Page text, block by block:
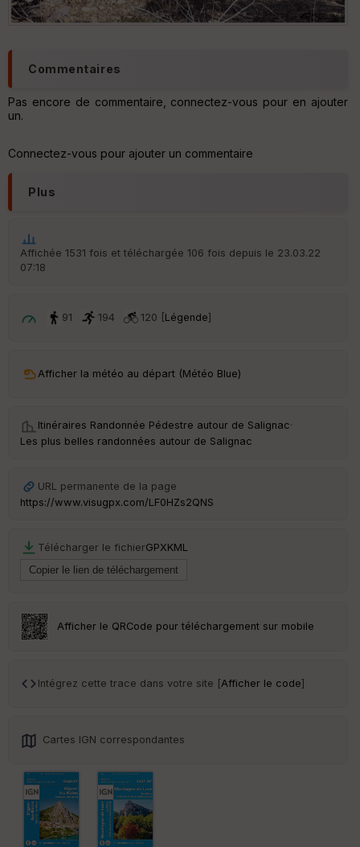
Commentaires
Pas encore de commentaire, connectez-vous pour en ajouter
un.
Connectez-vous pour ajouter un commentaire
Plus
Affichée 1531 fois et téléchargée 106 fois depuis le 23.03.22
07:18
91 194 120 [Légende]
Afficher la météo au départ (Météo Blue)
Itinéraires Randonnée Pédestre autour de Salignac·
Les plus belles randonnées autour de Salignac
URL permanente de la page
https://www.visugpx.com/LF0HZs2QNS
Télécharger le fichierGPXKML
Afficher le QRCode pour téléchargement sur mobile
Intégrez cette trace dans votre site [Afficher le code]
Cartes IGN correspondantes